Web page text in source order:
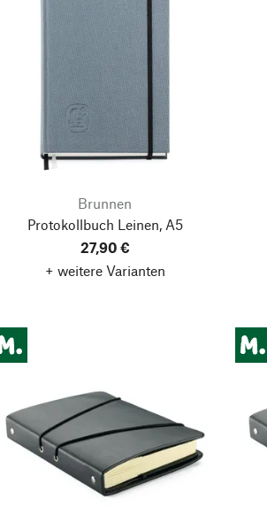
Brunnen
Protokollbuch Leinen, A5
27,90 €
+ weitere Varianten